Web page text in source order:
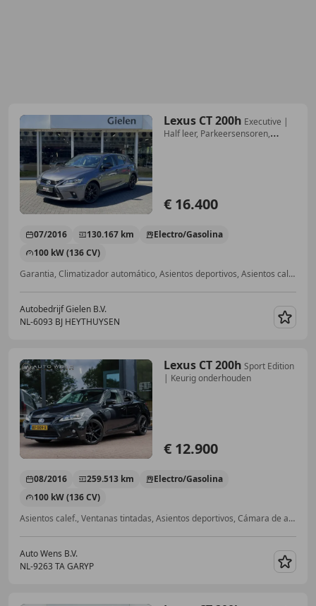
Lexus CT 200h Executive |
Half leer, Parkeersensoren,
€ 16.400
07/2016 130.167 km
Electro/Gasolina
100 kW (136 CV)
Garantia, Climatizador automático, Asientos deportivos, Asientos calef., Navegador, Airbags laterales, Faros de LED, Volante multifunción
Autobedrijf Gielen B.V.
NL-6093 BJ HEYTHUYSEN
Lexus CT 200h Sport Edition
| Keurig onderhouden
€ 12.900
08/2016 259.513 km
Electro/Gasolina
100 kW (136 CV)
Asientos calef., Ventanas tintadas, Asientos deportivos, Cámara de aparcamiento, Aire Acondicionado, Inmovilizador, Navegador, Volante multifunción
Auto Wens B.V.
NL-9263 TA GARYP